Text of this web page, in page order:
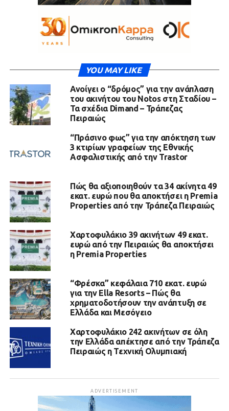
YOU MAY LIKE
Ανοίγει ο “δρόμος” για την ανάπλαση
του ακινήτου του Notos στη Σταδίου –
Τα σχέδια Dimand – Τράπεζας
Πειραιώς
“Πράσινο φως” για την απόκτηση των
3 κτιρίων γραφείων της Εθνικής
Ασφαλιστικής από την Trastor
Πώς θα αξιοποιηθούν τα 34 ακίνητα 49
εκατ. ευρώ που θα αποκτήσει η Premia
Properties από την Τράπεζα Πειραιώς
Χαρτοφυλάκιο 39 ακινήτων 49 εκατ.
ευρώ από την Πειραιώς θα αποκτήσει
η Premia Properties
“Φρέσκα” κεφάλαια 710 εκατ. ευρώ
για την Ella Resorts – Πώς θα
χρηματοδοτήσουν την ανάπτυξη σε
Ελλάδα και Μεσόγειο
Χαρτοφυλάκιο 242 ακινήτων σε όλη
την Ελλάδα απέκτησε από την Τράπεζα
Πειραιώς η Τεχνική Ολυμπιακή
ADVERTISEMENT